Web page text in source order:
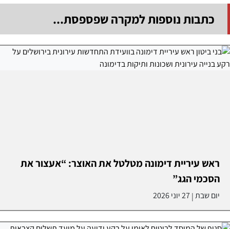
כתבות נוספות למקרה שפספסת...
ראש עיריית דימונה מטלטל את האוצר: “אעצור את
הסכמי הגג”
יום שבת|27 יוני 2026